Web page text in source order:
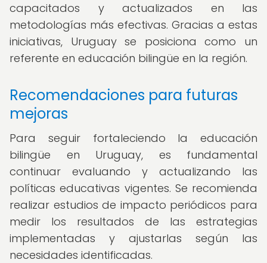
capacitados y actualizados en las
metodologías más efectivas. Gracias a estas
iniciativas, Uruguay se posiciona como un
referente en educación bilingüe en la región.
Recomendaciones para futuras
mejoras
Para seguir fortaleciendo la educación
bilingüe en Uruguay, es fundamental
continuar evaluando y actualizando las
políticas educativas vigentes. Se recomienda
realizar estudios de impacto periódicos para
medir los resultados de las estrategias
implementadas y ajustarlas según las
necesidades identificadas.